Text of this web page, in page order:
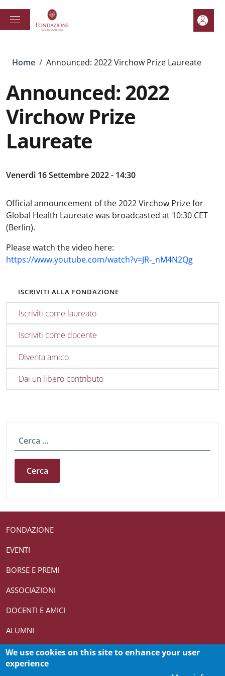
Area
Briciole di pane
Home / Announced: 2022 Virchow Prize Laureate
Announced: 2022
Virchow Prize
Laureate
Venerdì 16 Settembre 2022 - 14:30
Official announcement of the 2022 Virchow Prize for
Global Health Laureate was broadcasted at 10:30 CET
(Berlin).
Please watch the video here:
https://www.youtube.com/watch?v=JR-_nM4N2Qg
ISCRIVITI ALLA FONDAZIONE
Iscriviti come laureato
Iscriviti come docente
Diventa amico
Dai un libero contributo
Cerca
FONDAZIONE
EVENTI
BORSE E PREMI
ASSOCIAZIONI
DOCENTI E AMICI
ALUMNI
Credits
© Fondazione Roma Sapienza - Piazzale Aldo Moro 5,
00185 Roma T (+39) 06 4969 0362-0361 CF 10082271007
We use cookies on this site to enhance your user
experience